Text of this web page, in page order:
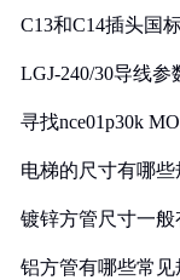
C13和C14插头国
LGJ-240/30导线
寻找nce01p30k
电梯的尺寸有哪些
镀锌方管尺寸一般
铝方管有哪些常见